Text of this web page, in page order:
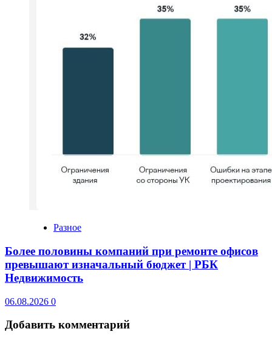
Разное
Более половины компаний при ремонте офисов
превышают изначальный бюджет | РБК
Недвижимость
06.08.2026 0
Добавить комментарий